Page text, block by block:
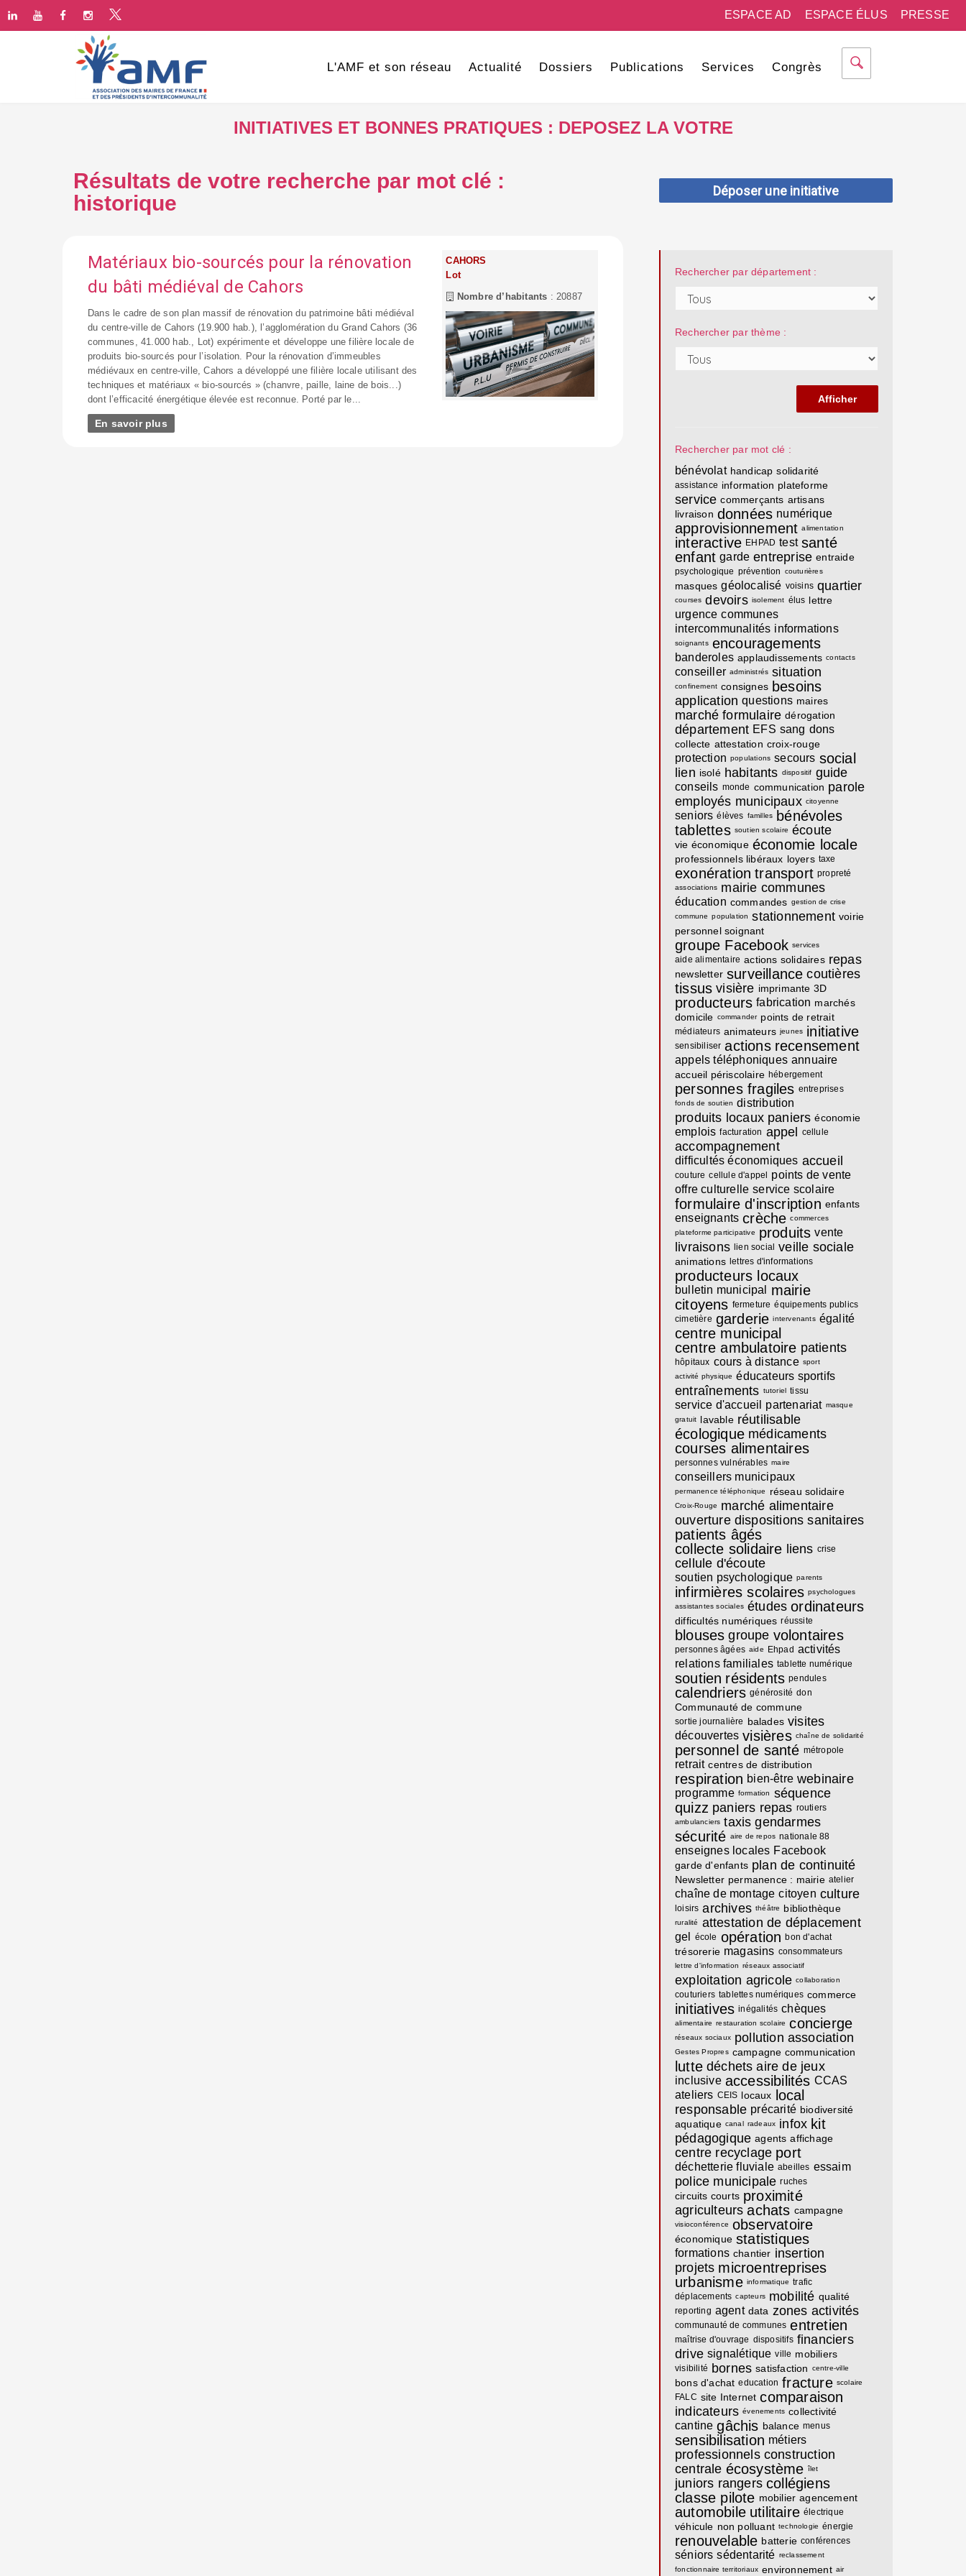
PRESSE
ESPACE ÉLUS
ESPACE AD
L'AMF et son réseau Actualité Dossiers Publications Services Congrès
INITIATIVES ET BONNES PRATIQUES : DEPOSEZ LA VOTRE
Résultats de votre recherche par mot clé :
historique
Déposer une initiative
Matériaux bio-sourcés pour la rénovation
du bâti médiéval de Cahors
Dans le cadre de son plan massif de rénovation du patrimoine bâti médiéval
du centre-ville de Cahors (19.900 hab.), l’agglomération du Grand Cahors (36
communes, 41.000 hab., Lot) expérimente et développe une filière locale de
produits bio-sourcés pour l’isolation. Pour la rénovation d’immeubles
médiévaux en centre-ville, Cahors a développé une filière locale utilisant des
techniques et matériaux « bio-sourcés » (chanvre, paille, laine de bois...)
dont l’efficacité énergétique élevée est reconnue. Porté par le...
En savoir plus
CAHORS
Lot
Nombre d’habitants : 20887
Rechercher par département :
Rechercher par thème :
Rechercher par mot clé :
bénévolat handicap solidarité
assistance information plateforme
service commerçants artisans
livraison données numérique
approvisionnement alimentation
interactive EHPAD test santé
enfant garde entreprise entraide
psychologique prévention couturières
masques géolocalisé voisins quartier
courses devoirs isolement élus lettre
urgence communes
intercommunalités informations
soignants encouragements
banderoles applaudissements contacts
conseiller administrés situation
confinement consignes besoins
application questions maires
marché formulaire dérogation
département EFS sang dons
collecte attestation croix-rouge
protection populations secours social
lien isolé habitants dispositif guide
conseils monde communication parole
employés municipaux citoyenne
seniors élèves familles
bénévoles
tablettes soutien scolaire écoute
vie économique économie locale
professionnels libéraux loyers taxe
exonération transport propreté
associations mairie communes
éducation commandes gestion de crise
commune population stationnement voirie
personnel soignant
groupe Facebook services
aide alimentaire actions solidaires repas
newsletter surveillance coutières
tissus visière imprimante 3D
producteurs fabrication marchés
domicile commander points de retrait
médiateurs animateurs jeunes initiative
sensibiliser actions recensement
appels téléphoniques annuaire
accueil périscolaire hébergement
personnes fragiles entreprises
fonds de soutien distribution
produits locaux paniers économie
emplois facturation appel cellule
accompagnement
difficultés économiques accueil
couture cellule d'appel
points de vente
offre culturelle service scolaire
formulaire d'inscription enfants
enseignants crèche commerces
plateforme participative
produits vente
livraisons lien social veille sociale
animations lettres d'informations
producteurs locaux
bulletin municipal
mairie
citoyens fermeture équipements publics
cimetière garderie intervenants égalité
centre municipal
centre ambulatoire patients
hôpitaux cours à distance sport
activité physique éducateurs sportifs
entraînements tutoriel tissu
service d'accueil partenariat masque
gratuit lavable réutilisable
écologique médicaments
courses alimentaires
personnes vulnérables maire
conseillers municipaux
permanence téléphonique réseau solidaire
Croix-Rouge
marché alimentaire
ouverture dispositions sanitaires
patients âgés
collecte solidaire liens crise
cellule d'écoute
soutien psychologique parents
infirmières scolaires psychologues
assistantes sociales études ordinateurs
difficultés numériques réussite
blouses groupe volontaires
personnes âgées aide Ehpad activités
relations familiales tablette numérique
soutien résidents pendules
calendriers générosité don
Communauté de commune
sortie journalière balades visites
découvertes visières chaîne de solidarité
personnel de santé métropole
retrait centres de distribution
respiration bien-être webinaire
programme formation séquence
quizz paniers repas routiers
ambulanciers taxis gendarmes
sécurité aire de repos nationale 88
enseignes locales Facebook
garde d'enfants plan de continuité
Newsletter permanence : mairie atelier
chaîne de montage citoyen culture
loisirs archives théâtre bibliothèque
ruralité attestation de déplacement
gel école opération bon d'achat
trésorerie magasins consommateurs
lettre d'information réseaux associatif
exploitation agricole collaboration
couturiers tablettes numériques commerce
initiatives inégalités chèques
alimentaire restauration scolaire concierge
réseaux sociaux pollution association
Gestes Propres campagne communication
lutte déchets aire de jeux
inclusive accessibilités CCAS
ateliers CEIS locaux local
responsable précarité biodiversité
aquatique canal radeaux infox kit
pédagogique agents affichage
centre recyclage port
déchetterie fluviale abeilles essaim
police municipale ruches
circuits courts proximité
agriculteurs achats campagne
visioconférence observatoire
économique statistiques
formations chantier insertion
projets microentreprises
urbanisme informatique trafic
déplacements capteurs mobilité qualité
reporting agent data zones activités
communauté de communes entretien
maîtrise d'ouvrage dispositifs financiers
drive signalétique ville mobiliers
visibilité bornes satisfaction centre-ville
bons d'achat education fracture scolaire
FALC site Internet comparaison
indicateurs évenements collectivité
cantine gâchis balance menus
sensibilisation métiers
professionnels construction
centrale écosystème îlet
juniors rangers collégiens
classe pilote mobilier agencement
automobile utilitaire électrique
véhicule non polluant technologie énergie
renouvelable batterie conférences
séniors sédentarité reclassement
fonctionnaire territoriaux environnement air